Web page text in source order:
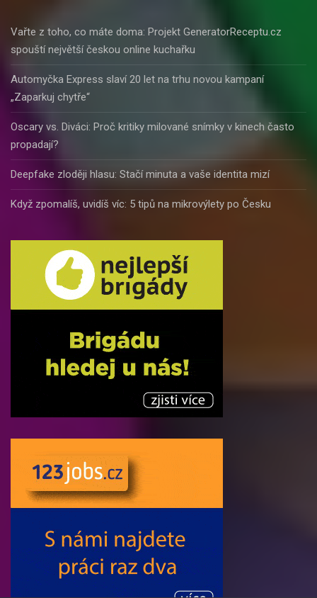
Vařte z toho, co máte doma: Projekt GeneratorReceptu.cz
spouští největší českou online kuchařku
Automyčka Express slaví 20 let na trhu novou kampaní
„Zaparkuj chytře“
Oscary vs. Diváci: Proč kritiky milované snímky v kinech často
propadají?
Deepfake zloději hlasu: Stačí minuta a vaše identita mizí
Když zpomalíš, uvidíš víc: 5 tipů na mikrovýlety po Česku